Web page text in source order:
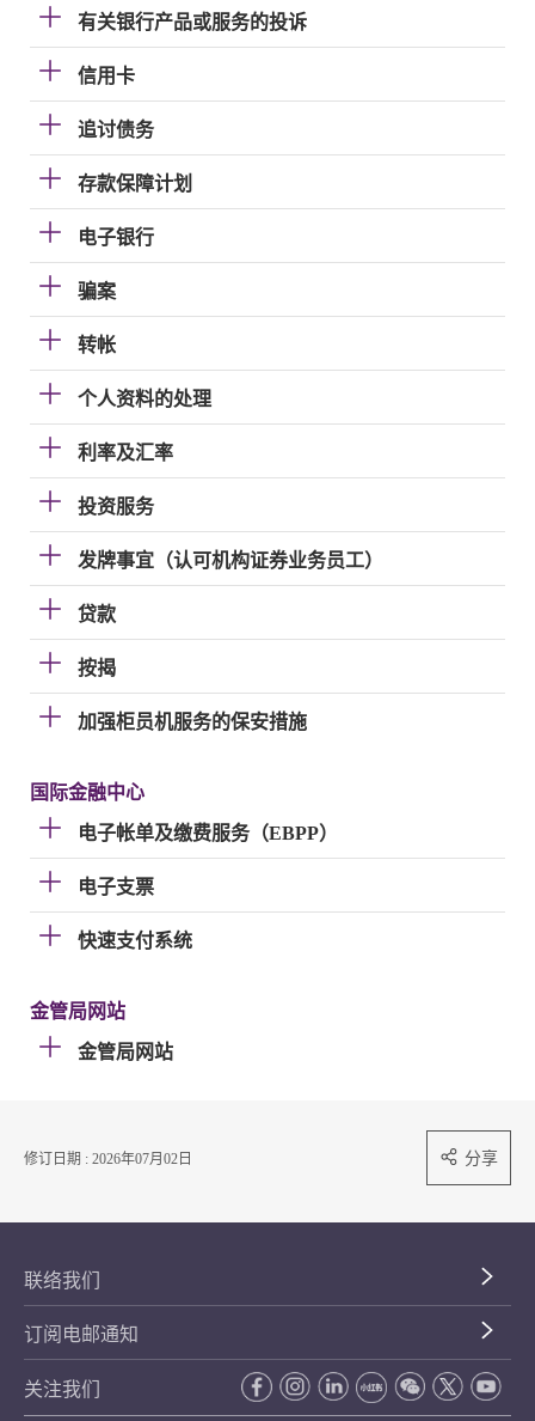
有关银行产品或服务的投诉
信用卡
追讨债务
存款保障计划
电子银行
骗案
转帐
个人资料的处理
利率及汇率
投资服务
发牌事宜（认可机构证券业务员工）
贷款
按揭
加强柜员机服务的保安措施
国际金融中心
电子帐单及缴费服务（EBPP）
电子支票
快速支付系统
金管局网站
金管局网站
修订日期 : 2026年07月02日 分享
联络我们
订阅电邮通知
关注我们